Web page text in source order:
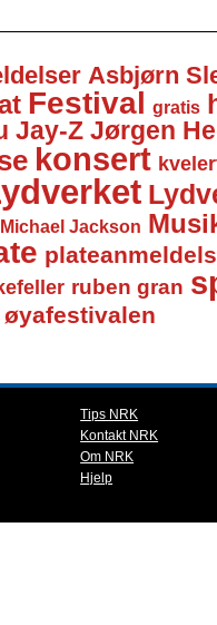
Asbjørn
Festival gratis
Jay-Z Jørgen
konsert
Michael Jackson
ruben gran
øyafestivalen
Tips NRK
Kontakt NRK
Om NRK
Hjelp